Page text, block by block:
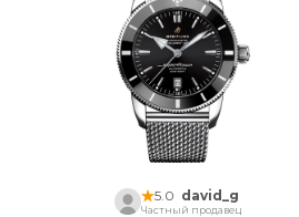
5.0 david_g
Частный продавец